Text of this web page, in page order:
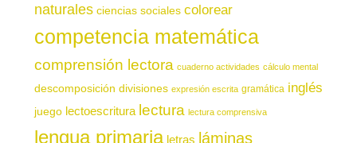
naturales ciencias sociales colorear
competencia matemática
comprensión lectora cuaderno actividades cálculo mental
descomposición divisiones expresión escrita gramática inglés
juego lectoescritura lectura lectura comprensiva
lengua primaria letras láminas